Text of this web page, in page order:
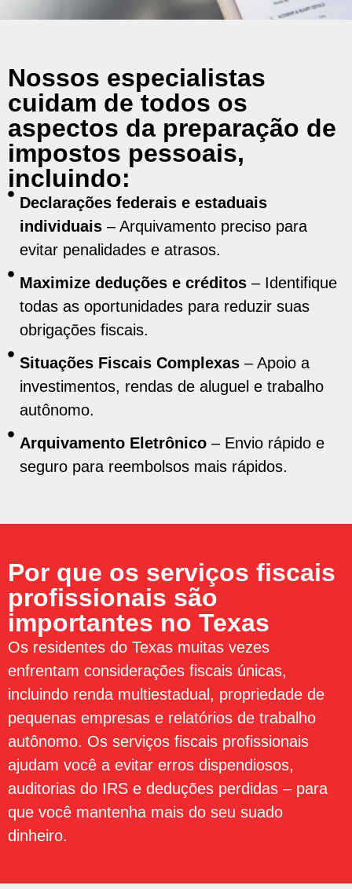
Nossos especialistas
cuidam de todos os
aspectos da preparação de
impostos pessoais,
incluindo:
Declarações federais e estaduais
individuais – Arquivamento preciso para
evitar penalidades e atrasos.
Maximize deduções e créditos – Identifique
todas as oportunidades para reduzir suas
obrigações fiscais.
Situações Fiscais Complexas – Apoio a
investimentos, rendas de aluguel e trabalho
autônomo.
Arquivamento Eletrônico – Envio rápido e
seguro para reembolsos mais rápidos.
Por que os serviços fiscais
profissionais são
importantes no Texas
Os residentes do Texas muitas vezes
enfrentam considerações fiscais únicas,
incluindo renda multiestadual, propriedade de
pequenas empresas e relatórios de trabalho
autônomo. Os serviços fiscais profissionais
ajudam você a evitar erros dispendiosos,
auditorias do IRS e deduções perdidas – para
que você mantenha mais do seu suado
dinheiro.